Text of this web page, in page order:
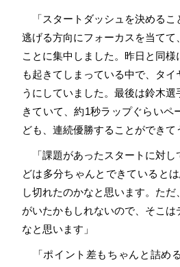
「スタートダッシュを決めるこ
逃げる方向にフォーカスを当てて
ことに集中しました。昨日と同
も起きてしまっている中で、タイ
うにしていました。最後は鈴木
きていて、約1秒ラップぐらいペ
ども、連続優勝することができて
「課題があったスタートに対し
どは多分ちゃんとできていると
し切れたのかなと思います。た
がいたかもしれないので、そこ
なと思います」
「ポイント差もちゃんと詰め